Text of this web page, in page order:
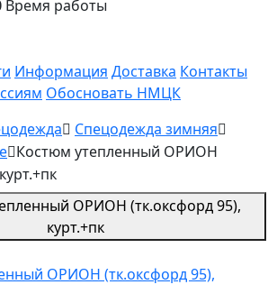
Время работы
Информация Доставка Контакты
Обосновать НМЦК
Спецодежда зимняя
Костюм утепленный ОРИОН